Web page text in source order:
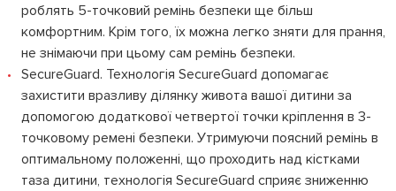
роблять 5-точковий ремінь безпеки ще більш
комфортним. Крім того, їх можна легко зняти для прання,
не знімаючи при цьому сам ремінь безпеки.
SecureGuard. Технологія SecureGuard допомагає
захистити вразливу ділянку живота вашої дитини за
допомогою додаткової четвертої точки кріплення в 3-
точковому ремені безпеки. Утримуючи поясний ремінь в
оптимальному положенні, що проходить над кістками
таза дитини, технологія SecureGuard сприяє зниженню